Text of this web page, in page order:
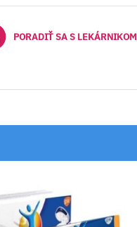
PORADIŤ SA S LEKÁRNIKOM